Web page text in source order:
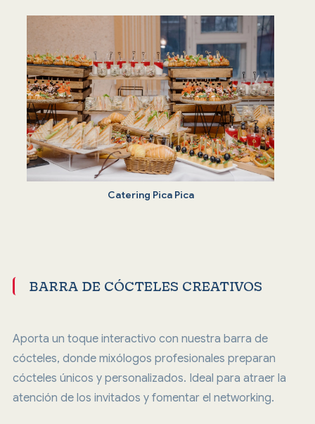
Catering Pica Pica
BARRA DE CÓCTELES CREATIVOS
Aporta un toque interactivo con nuestra barra de
cócteles, donde mixólogos profesionales preparan
cócteles únicos y personalizados. Ideal para atraer la
atención de los invitados y fomentar el networking.